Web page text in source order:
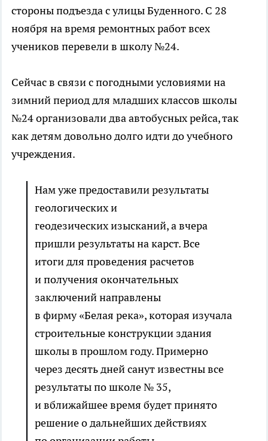
стороны подъезда с улицы Буденного. С 28
ноября на время ремонтных работ всех
учеников перевели в школу №24.
Сейчас в связи с погодными условиями на
зимний период для младших классов школы
№24 организовали два автобусных рейса, так
как детям довольно долго идти до учебного
учреждения.
Нам уже предоставили результаты
геологических и
геодезических изысканий, а вчера
пришли результаты на карст. Все
итоги для проведения расчетов
и получения окончательных
заключений направлены
в фирму «Белая река», которая изучала
строительные конструкции здания
школы в прошлом году. Примерно
через десять дней санут известны все
результаты по школе № 35,
и вближайшее время будет принято
решение о дальнейших действиях